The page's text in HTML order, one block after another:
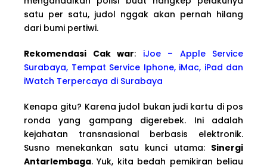
satu per satu, judol nggak akan pernah hilang
dari bumi pertiwi.
Rekomendasi Cak war: iJoe – Apple Service
Surabaya, Tempat Service Iphone, iMac, iPad dan
iWatch Terpercaya di Surabaya
Kenapa gitu? Karena judol bukan judi kartu di pos
ronda yang gampang digerebek. Ini adalah
kejahatan transnasional berbasis elektronik.
Susno menekankan satu kunci utama: Sinergi
Antarlembaga. Yuk, kita bedah pemikiran beliau